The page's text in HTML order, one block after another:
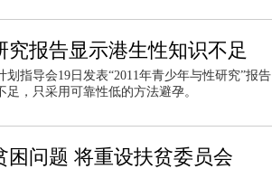
究报告显示港生性知识不足
指导会19日发表“2011年青少年与性研究”报
，只采用可靠性低的方法避孕。
困问题 将重设扶贫委员会